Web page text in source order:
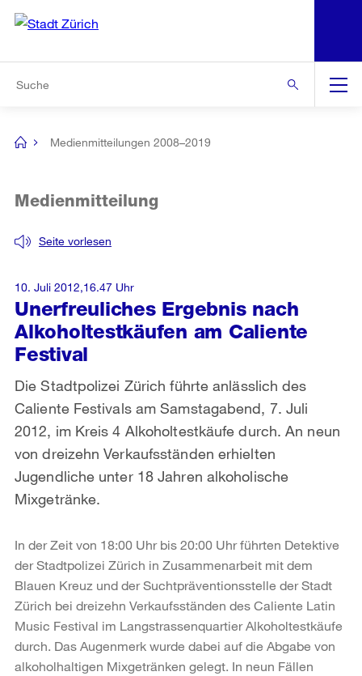
Navigation
[no
Medienmitteilungen 2008–2019
Unerfreuliches Ergebnis nach
Alkoholtestkäufen am Caliente
Festival
Seite vorlesen
Medienmitteilung
Die Stadtpolizei Zürich führte anlässlich des
Caliente Festivals am Samstagabend, 7. Juli
2012, im Kreis 4 Alkoholtestkäufe durch. An neun
von dreizehn Verkaufsständen erhielten
Jugendliche unter 18 Jahren alkoholische
Mixgetränke.
10. Juli 2012,16.47 Uhr
In der Zeit von 18:00 Uhr bis 20:00 Uhr führten Detektive
der Stadtpolizei Zürich in Zusammenarbeit mit dem
Blauen Kreuz und der Suchtpräventionsstelle der Stadt
Zürich bei dreizehn Verkaufsständen des Caliente Latin
Music Festival im Langstrassenquartier Alkoholtestkäufe
durch. Das Augenmerk wurde dabei auf die Abgabe von
alkoholhaltigen Mixgetränken gelegt. In neun Fällen